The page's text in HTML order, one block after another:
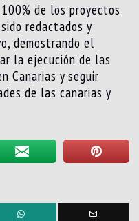
de los proyectos
redactados y
demostrando el
la ejecución de las
Canarias y seguir
de las canarias y